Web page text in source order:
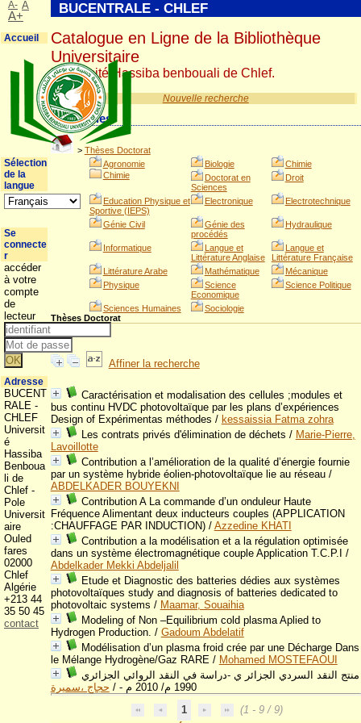
Nouvelle recherche
Catégories
> Thèses Doctorat
Agronomie
Biologie
Chimie
Chimie
Doctorat en
Sciences
Droit
Education Physique et
Sportive (IEPS)
Electronique Electrotechnique
Génie Civil
Génie des
procédés
Hydraulique
Informatique
Langue et
Littérature Anglaise
Langue et
Littérature Française
Littérature Arabe
Mathématique
Mécanique
Physique
Science
Economique
Science Politique
Sciences Humaines
Sociologie
Thèses Doctorat
Affiner la recherche
Caractérisation et modalisation des cellules ;modules et
bus continu HVDC photovoltaïque par les plans d’expériences
Design of Expérimentas méthodes / kessaissia Fatma zohra
Les contrats privés d'élimination de déchets / Marie-Pierre,
Lavoillotte
Contribution a l’amélioration de la qualité d’énergie fournie
par un système hybride éolien-photovoltaïque lie au réseau/
ABDELKADER BOUYEKNI
Contribution A La commande d’un onduleur Haute
Fréquence Alimentant deux inducteurs couples (APPLICATION
:CHAUFFAGE PAR INDUCTION)/ Azzedine KHATI
Contribution a la modélisation et a la régulation optimisée
dans un système électromagnétique couple Application T.C.P.I /
Abdelkader Mekki Abdeljalil
Etude et Diagnostic des batteries dédies aux systèmes
photovoltaïques study and diagnosis of batteries dedicated to
photovoltaic systems / Maamar, Souaihia
Modeling of Non –Equilibrium cold plasma Aplied to
Hydrogen Production. / Gadoum Abdelatif
Modélisation d’un plasma froid crée par une Décharge Dans
le Mélange Hydrogène/Gaz RARE/ Mohamed MOSTEFAOUI
منتج النقد السردي الجزائر ي -دراسة في النقد الروائي الجزائري
1990 م/ 2010 م -
/ حجاج ،سميرة
1
(1 - 9 / 9)
BUCENTRALE - CHLEF
Catalogue en Ligne de la Bibliothèque
Universitaire
Université Hassiba benbouali de Chlef.
A- A
A+
Accueil
Sélection
de la
langue
Se
connecte
r
accéder
à votre
compte
de
lecteur
Adresse
BUCENT
RALE -
CHLEF
Universit
é
Hassiba
Benboua
li de
Chlef -
Pole
Universit
aire
Ouled
fares
02000
Chlef
Algérie
+213 44
35 50 45
contact